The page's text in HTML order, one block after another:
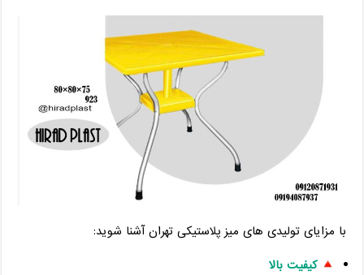
با مزایای تولیدی های میز پلاستیکی تهران آشنا شوید:
کیفیت بالا